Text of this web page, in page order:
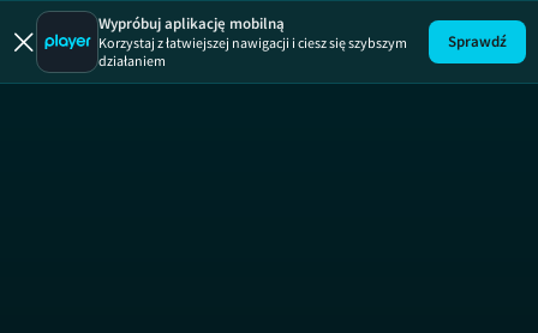
Włoskie
Wypróbuj aplikację mobilną
Korzystaj z łatwiejszej nawigacji i ciesz się szybszym
działaniem
Sprawdź